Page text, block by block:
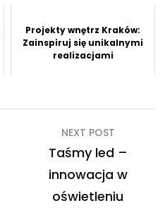
Projekty wnętrz Kraków:
Zainspiruj się unikalnymi
realizacjami
NEXT POST
Taśmy led –
innowacja w
oświetleniu